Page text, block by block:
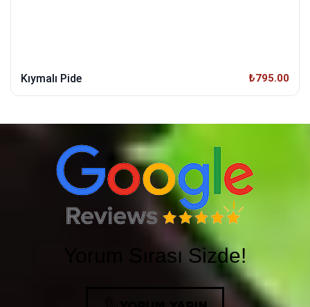
Kıymalı Pide ₺795.00
Yorum Sırası Sizde!
YORUM YAPIN